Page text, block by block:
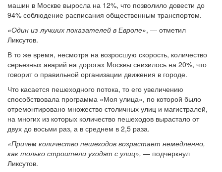
машин в Москве выросла на 12%, что позволило довести до
94% соблюдение расписания общественным транспортом.
«Один из лучших показателей в Европе», — отметил
Ликсутов.
В то же время, несмотря на возросшую скорость, количество
серьезных аварий на дорогах Москвы снизилось на 20%, что
говорит о правильной организации движения в городе.
Что касается пешеходного потока, то его увеличению
способствовала программа «Моя улица», по которой было
отремонтировано множество столичных улиц и магистралей,
на многих из которых количество пешеходов вырастало от
двух до восьми раз, а в среднем в 2,5 раза.
«Причем количество пешеходов возрастает немедленно,
как только строители уходят с улиц», — подчеркнул
Ликсутов.